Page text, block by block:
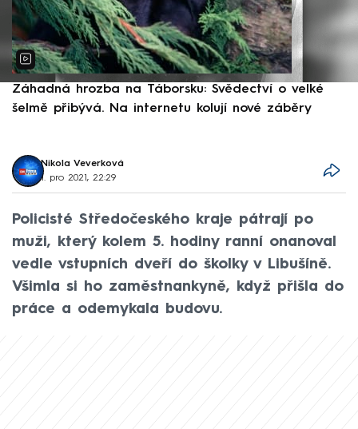
Záhadná hrozba na Táborsku: Svědectví o velké
šelmě přibývá. Na internetu kolují nové záběry
Nikola Veverková
1. pro 2021, 22:29
Policisté Středočeského kraje pátrají po
muži, který kolem 5. hodiny ranní onanoval
vedle vstupních dveří do školky v Libušíně.
Všimla si ho zaměstnankyně, když přišla do
práce a odemykala budovu.